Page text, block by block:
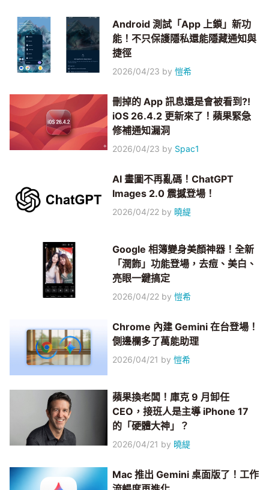
Android 測試「App 上鎖」新功
能！不只保護隱私還能隱藏通知與
捷徑
2026/04/23 by愷希
刪掉的 App 訊息還是會被看到?!
iOS 26.4.2 更新來了！蘋果緊急
修補通知漏洞
2026/04/23 by Spac1
AI 畫圖不再亂碼！ChatGPT
Images 2.0 震撼登場！
2026/04/22 by 曉緹
Google 相簿變身美顏神器！全新
「潤飾」功能登場，去痘、美白、
亮眼一鍵搞定
2026/04/22 by愷希
Chrome 內建 Gemini 在台登場！
側邊欄多了萬能助理
2026/04/21 by愷希
蘋果換老闆！庫克 9 月卸任
CEO，接班人是主導 iPhone 17
的「硬體大神」？
2026/04/21 by 曉緹
Mac 推出 Gemini 桌面版了！工作